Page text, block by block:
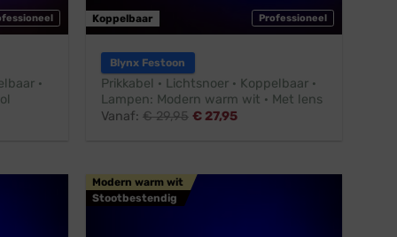
·
Professioneel
Koppelbaar
Blynx Festoon
Prikkabel · Lichtsnoer · Koppelbaar ·
Lampen: Modern warm wit · Met lens
Vanaf: €29,95 € 27,95
Modern warm wit
Stootbestendig